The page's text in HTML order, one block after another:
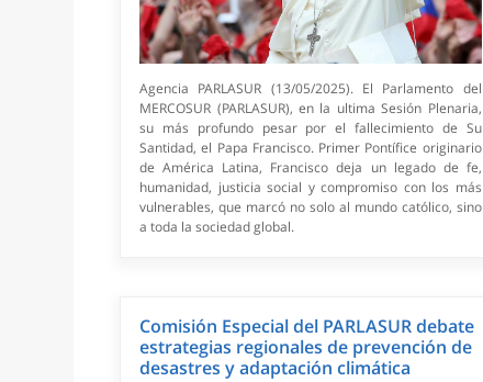
Agencia PARLASUR (13/05/2025). El Parlamento del
MERCOSUR (PARLASUR), en la ultima Sesión Plenaria,
su más profundo pesar por el fallecimiento de Su
Santidad, el Papa Francisco. Primer Pontífice originario
de América Latina, Francisco deja un legado de fe,
humanidad, justicia social y compromiso con los más
vulnerables, que marcó no solo al mundo católico, sino
a toda la sociedad global.
Comisión Especial del PARLASUR debate
estrategias regionales de prevención de
desastres y adaptación climática